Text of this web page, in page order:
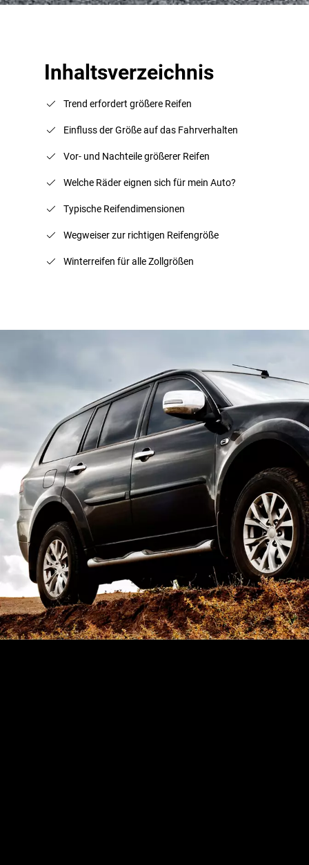
Inhaltsverzeichnis
Trend erfordert größere Reifen
Einfluss der Größe auf das Fahrverhalten
Vor- und Nachteile größerer Reifen
Welche Räder eignen sich für mein Auto?
Typische Reifendimensionen
Wegweiser zur richtigen Reifengröße
Winterreifen für alle Zollgrößen